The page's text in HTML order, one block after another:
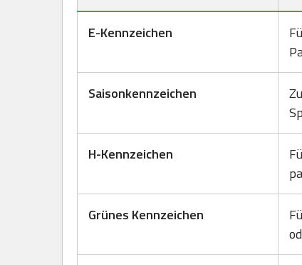
E-Kennzeichen
Saisonkennzeichen
H-Kennzeichen
Grünes Kennzeichen